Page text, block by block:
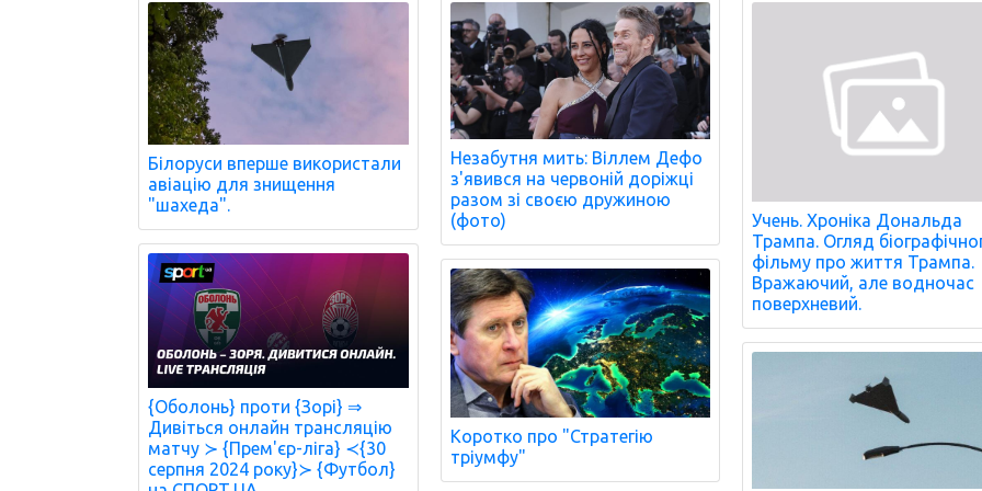
Білоруси вперше використали
авіацію для знищення
"шахеда".
{Оболонь} проти {Зорі} ⇒
Дивіться онлайн трансляцію
матчу ≻ {Прем'єр-ліга} ≺{30
серпня 2024 року}≻ {Футбол}
Незабутня мить: Віллем Дефо
з'явився на червоній доріжці
разом зі своєю дружиною
(фото)
Коротко про "Стратегію
тріумфу"
Учень. Хроніка Дональда
Трампа. Огляд
фільму про життя Трампа.
Вражаючий, але водночас
поверхневий.